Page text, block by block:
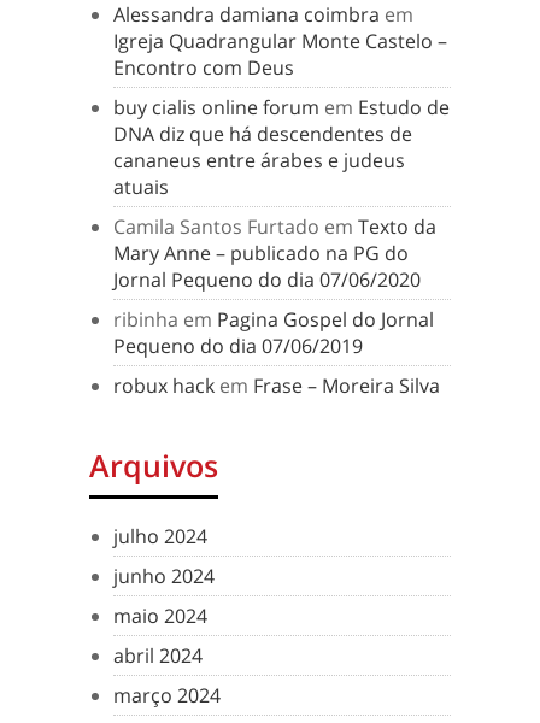
Alessandra damiana coimbra em
Igreja Quadrangular Monte Castelo –
Encontro com Deus
buy cialis online forum em Estudo de
DNA diz que há descendentes de
cananeus entre árabes e judeus
atuais
Camila Santos Furtado em Texto da
Mary Anne – publicado na PG do
Jornal Pequeno do dia 07/06/2020
ribinha em Pagina Gospel do Jornal
Pequeno do dia 07/06/2019
robux hack em Frase – Moreira Silva
Arquivos
julho 2024
junho 2024
maio 2024
abril 2024
março 2024